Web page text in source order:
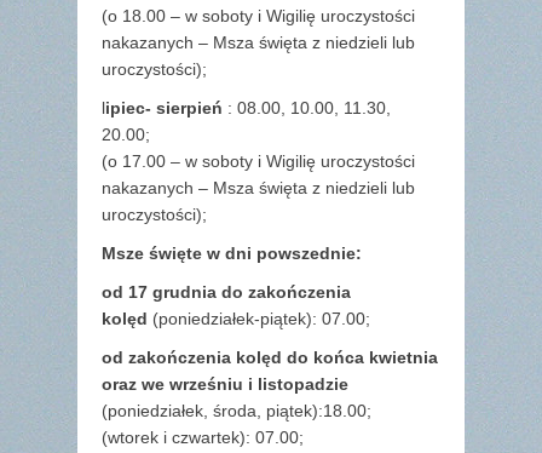
(o 18.00 – w soboty i Wigilię uroczystości
nakazanych – Msza święta z niedzieli lub
uroczystości);
lipiec- sierpień : 08.00, 10.00, 11.30,
20.00;
(o 17.00 – w soboty i Wigilię uroczystości
nakazanych – Msza święta z niedzieli lub
uroczystości);
Msze święte w dni powszednie:
od 17 grudnia do zakończenia
kolęd (poniedziałek-piątek): 07.00;
od zakończenia kolęd do końca kwietnia
oraz we wrześniu i listopadzie
(poniedziałek, środa, piątek):18.00;
(wtorek i czwartek): 07.00;